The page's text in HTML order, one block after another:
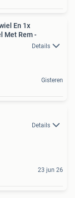
En 1x
Met Rem -
Details
Gisteren
Details
23 jun 26